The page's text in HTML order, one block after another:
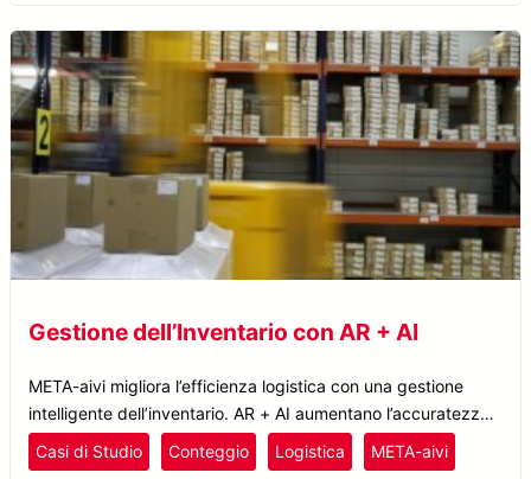
Gestione dell’Inventario con AR + AI
META-aivi migliora l’efficienza logistica con una gestione
intelligente dell’inventario. AR + AI aumentano l’accuratezza
del conteggio, riducono gli errori umani e semplificano i flussi
di lavoro.
Casi di Studio Conteggio Logistica META-aivi